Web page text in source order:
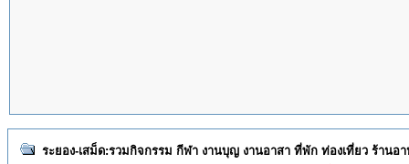
ระยอง-เสม็ด:รวมกิจกรรม กีฬา งานบุญ งานอาสา ที่พัก ท่องเที่ยว ร้านอ